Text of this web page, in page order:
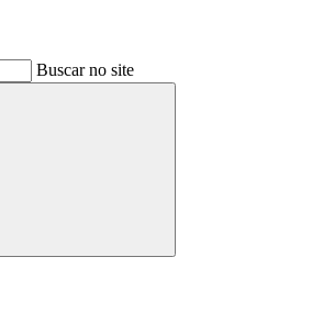
Buscar no site
Buscar